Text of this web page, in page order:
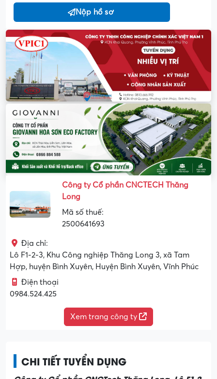
Nộp hồ sơ
Công ty Cổ phần CNCTECH Thăng
Long
Mã số thuế:
2500641693
Địa chỉ:
Lô F1-2-3, Khu Công nghiệp Thăng Long 3, xã Tam
Hợp, huyện Bình Xuyên, Huyện Bình Xuyên, Vĩnh Phúc
Điện thoại
0984.524.425
Xem trang công ty
CHI TIẾT TUYỂN DỤNG